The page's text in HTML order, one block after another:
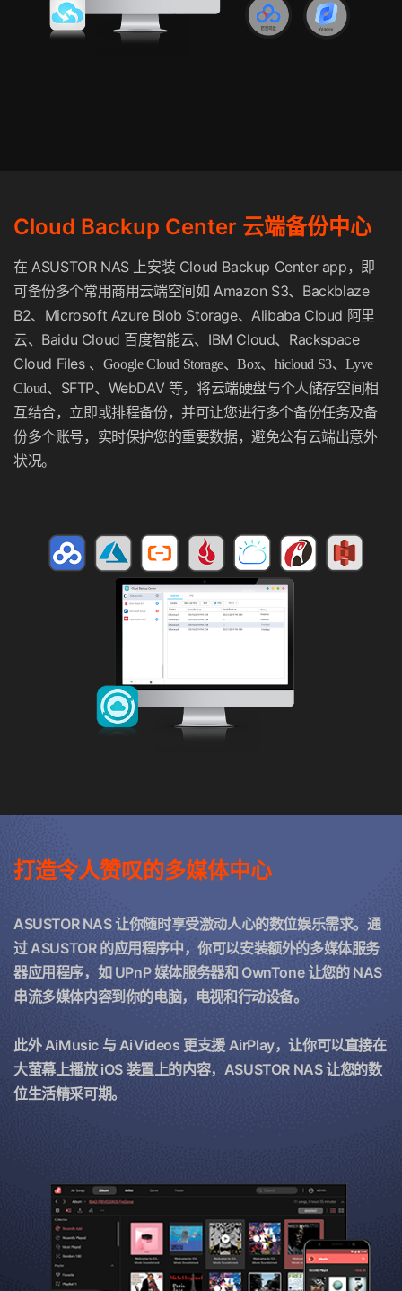
Cloud Backup Center 云端备份中心
在 ASUSTOR NAS 上安装Cloud Backup Center app ，即
可备份多个常用商用云端空间如 Amazon S3、 Backblaze
B2、 Microsoft Azure Blob Storage、 Alibaba Cloud 阿里
云、 Baidu Cloud 百度智能云、 IBM Cloud、 Rackspace
Cloud Files 、Google Cloud Storage、Box、hicloud S3、Lyve
Cloud、 SFTP、 WebDAV 等，将云端硬盘与个人储存空间相
互结合，立即或排程备份，并可让您进行多个备份任务及备
份多个账号，实时保护您的重要数据，避免公有云端出意外
状况。
打造令人赞叹的多媒体中心
ASUSTOR NAS 让你随时享受激动人心的数位娱乐需求。通
过 ASUSTOR 的应用程序中，你可以安装额外的多媒体服务
器应用程序，如 UPnP 媒体服务器和 OwnTone 让您的 NAS
串流多媒体内容到你的电脑，电视和行动设备。
此外 AiMusic 与 AiVideos 更支援 AirPlay，让你可以直接在
大萤幕上播放 iOS 装置上的内容，ASUSTOR NAS 让您的数
位生活精采可期。